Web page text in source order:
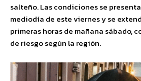
salteño. Las condiciones se
mediodía de este viernes y se
primeras horas de mañana sábado,
de riesgo según la región.